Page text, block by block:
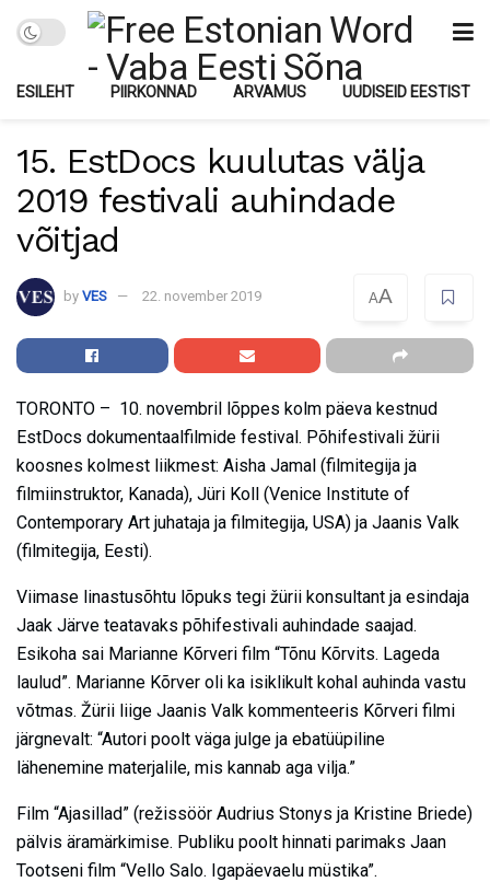
ESILEHT PIIRKONNAD ARVAMUS UUDISEID EESTIST
15. EstDocs kuulutas välja
2019 festivali auhindade
võitjad
by VES 22. november 2019 AA
TORONTO – 10. novembril lõppes kolm päeva kestnud
EstDocs dokumentaalfilmide festival. Põhifestivali žürii
koosnes kolmest liikmest: Aisha Jamal (filmitegija ja
filmiinstruktor, Kanada), Jüri Koll (Venice Institute of
Contemporary Art juhataja ja filmitegija, USA) ja Jaanis Valk
(filmitegija, Eesti).
Viimase linastusõhtu lõpuks tegi žürii konsultant ja esindaja
Jaak Järve teatavaks põhifestivali auhindade saajad.
Esikoha sai Marianne Kõrveri film “Tõnu Kõrvits. Lageda
laulud”. Marianne Kõrver oli ka isiklikult kohal auhinda vastu
võtmas. Žürii liige Jaanis Valk kommenteeris Kõrveri filmi
järgnevalt: “Autori poolt väga julge ja ebatüüpiline
lähenemine materjalile, mis kannab aga vilja.”
Film “Ajasillad” (režissöör Audrius Stonys ja Kristine Briede)
pälvis äramärkimise. Publiku poolt hinnati parimaks Jaan
Tootseni film “Vello Salo. Igapäevaelu müstika”.